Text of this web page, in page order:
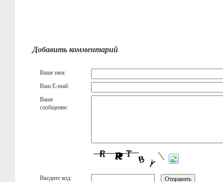
Добавить комментарий
Ваше имя:
Ваш E-mail:
Ваше
сообщение:
Введите код: